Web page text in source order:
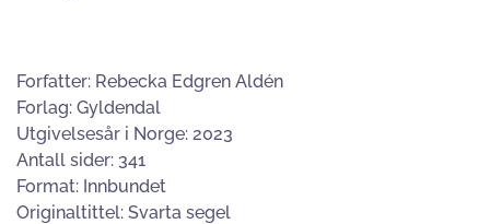
Forfatter: Rebecka Edgren Aldén
Forlag: Gyldendal
Utgivelsesår i Norge: 2023
Antall sider: 341
Format: Innbundet
Originaltittel: Svarta segel